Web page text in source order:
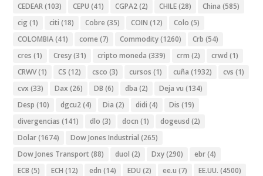
CEDEAR(103) CEPU (41) CGPA2(2) CHILE(28) China (585)
cig (1) citi (18) Cobre (35) COIN (12) Colo (5)
COLOMBIA(41) come (7) Commodity(1260) Crb (54)
cres (1) Cresy(31) cripto moneda (339) crm (2) crwd (1)
CRWV(1) CS (12) csco (3) cursos (1) cuña (1932) cvs (1)
cvx (33) Dax (26) DB (6) dba (2) Deja vu (134)
Desp (10) dgcu2(4) Dia (2) didi (4) Dis (19)
divergencias (141) dlo (3) docn (1) dogeusd (2)
Dolar(1674) Dow Jones Industrial (265)
Dow Jones Transport (88) duol (2) Dxy(290) ebr(4)
ECB (5) ECH (12) edn (14) EDU (2) ee.u (7) EE.UU. (4500)